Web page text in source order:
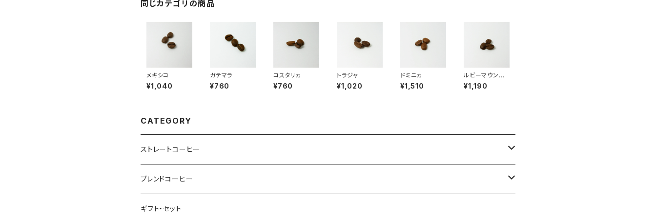
同じカテゴリの商品
メキシコ
¥1,040
ガテマラ
¥760
コスタリカ
¥760
トラジャ
¥1,020
ドミニカ
¥1,510
ルビーマウンテ
ン
¥1,190
CATEGORY
ストレートコーヒー
マイルド
さっぱり
ブレンドコーヒー
マイルド
ギフト・セット